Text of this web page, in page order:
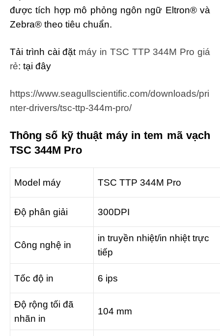
được tích hợp mô phỏng ngôn ngữ Eltron® và
Zebra® theo tiêu chuẩn.
Tải trình cài đặt máy in TSC TTP 344M Pro giá
rẻ: tại đây
https://www.seagullscientific.com/downloads/pri
nter-drivers/tsc-ttp-344m-pro/
Thông số kỹ thuật máy in tem mã vạch
TSC 344M Pro
Model máy TSC TTP 344M Pro
Độ phân giải 300DPI
Công nghệ in
in truyền nhiệt/in nhiệt trực
tiếp
Tốc độ in 6 ips
Độ rộng tối đã
nhãn in
104 mm